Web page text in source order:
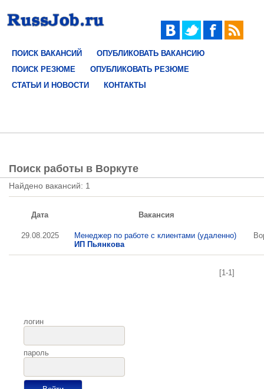
ПОИСК ВАКАНСИЙ
ОПУБЛИКОВАТЬ ВАКАНСИЮ
ПОИСК РЕЗЮМЕ
ОПУБЛИКОВАТЬ РЕЗЮМЕ
СТАТЬИ И НОВОСТИ
КОНТАКТЫ
Поиск работы в Воркуте
Найдено вакансий: 1
Дата Вакансия
29.08.2025
Менеджер по работе с клиентами (удаленно)
ИП Пьянкова
[1-1]
логин
пароль